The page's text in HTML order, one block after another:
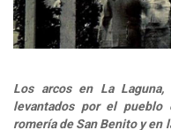
Los arcos en La
levantados por el pueblo
romería de San Benito y en